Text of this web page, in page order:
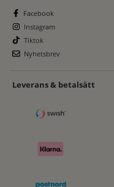
Facebook
Instagram
Tiktok
Nyhetsbrev
Leverans & betalsätt